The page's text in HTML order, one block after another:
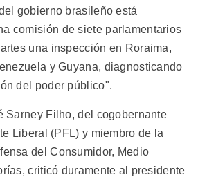
gobierno brasileño está
comisión de siete parlamentarios
una inspección en Roraima,
y Guyana, diagnosticando
del poder público".
Sarney Filho, del cogobernante
Liberal (PFL) y miembro de la
del Consumidor, Medio
criticó duramente al presidente